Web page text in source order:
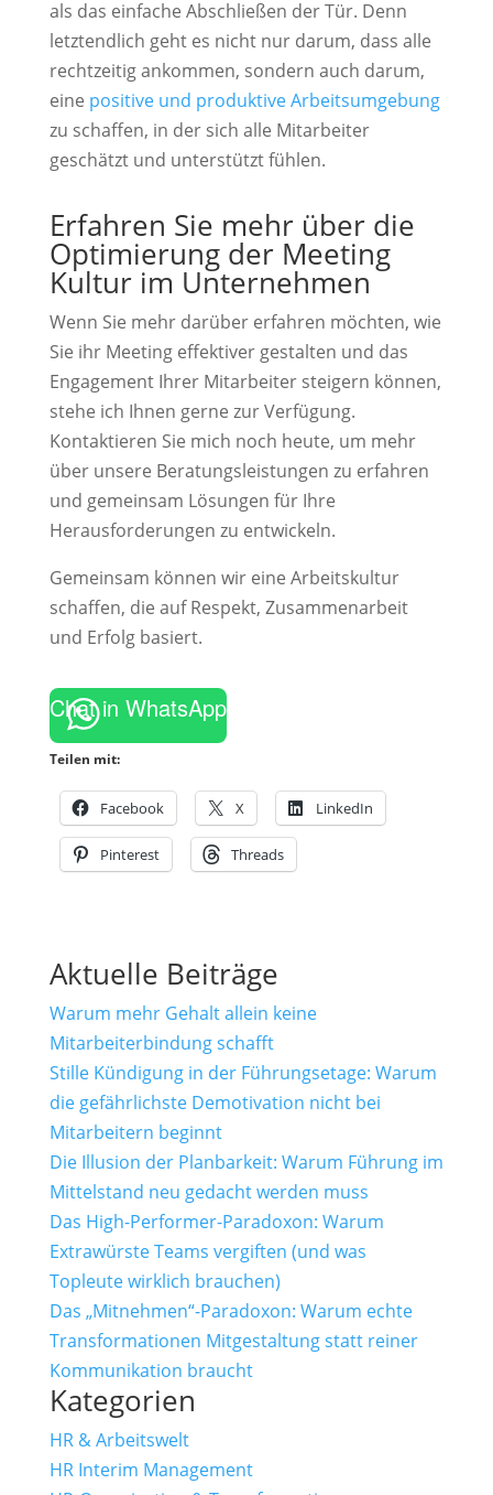
als das einfache Abschließen der Tür. Denn
letztendlich geht es nicht nur darum, dass alle
rechtzeitig ankommen, sondern auch darum,
eine positive und produktive Arbeitsumgebung
zu schaffen, in der sich alle Mitarbeiter
geschätzt und unterstützt fühlen.
Erfahren Sie mehr über die
Optimierung der Meeting
Kultur im Unternehmen
Wenn Sie mehr darüber erfahren möchten, wie
Sie ihr Meeting effektiver gestalten und das
Engagement Ihrer Mitarbeiter steigern können,
stehe ich Ihnen gerne zur Verfügung.
Kontaktieren Sie mich noch heute, um mehr
über unsere Beratungsleistungen zu erfahren
und gemeinsam Lösungen für Ihre
Herausforderungen zu entwickeln.
Gemeinsam können wir eine Arbeitskultur
schaffen, die auf Respekt, Zusammenarbeit
und Erfolg basiert.
Chat in WhatsApp
Teilen mit:
Facebook X LinkedIn
Pinterest Threads
Aktuelle Beiträge
Warum mehr Gehalt allein keine
Mitarbeiterbindung schafft
Stille Kündigung in der Führungsetage: Warum
die gefährlichste Demotivation nicht bei
Mitarbeitern beginnt
Die Illusion der Planbarkeit: Warum Führung im
Mittelstand neu gedacht werden muss
Das High-Performer-Paradoxon: Warum
Extrawürste Teams vergiften (und was
Topleute wirklich brauchen)
Das „Mitnehmen“-Paradoxon: Warum echte
Transformationen Mitgestaltung statt reiner
Kommunikation braucht
Kategorien
HR & Arbeitswelt
HR Interim Management